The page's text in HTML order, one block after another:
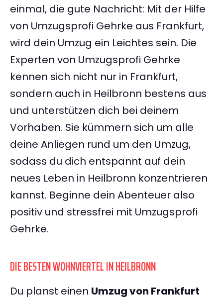
einmal, die gute Nachricht: Mit der Hilfe
von Umzugsprofi Gehrke aus Frankfurt,
wird dein Umzug ein Leichtes sein. Die
Experten von Umzugsprofi Gehrke
kennen sich nicht nur in Frankfurt,
sondern auch in Heilbronn bestens aus
und unterstützen dich bei deinem
Vorhaben. Sie kümmern sich um alle
deine Anliegen rund um den Umzug,
sodass du dich entspannt auf dein
neues Leben in Heilbronn konzentrieren
kannst. Beginne dein Abenteuer also
positiv und stressfrei mit Umzugsprofi
Gehrke.
DIE BESTEN WOHNVIERTEL IN HEILBRONN
Du planst einen Umzug von Frankfurt